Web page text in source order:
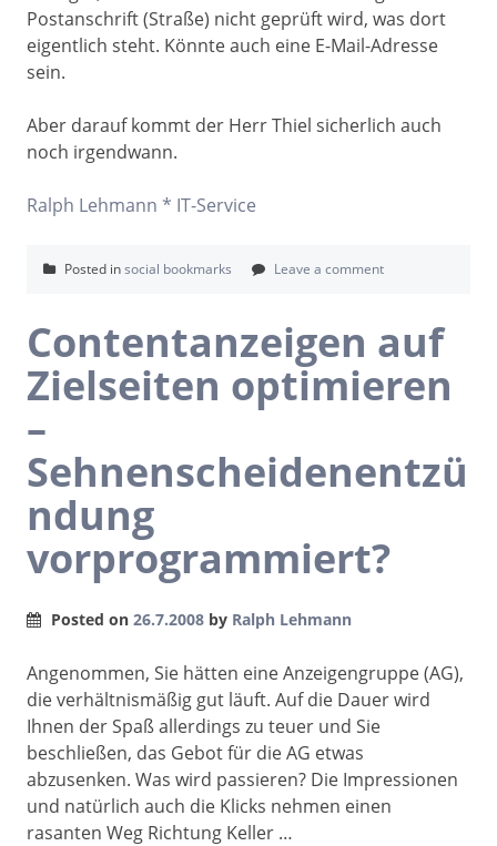
Postanschrift (Straße) nicht geprüft wird, was dort
eigentlich steht. Könnte auch eine E-Mail-Adresse
sein.
Aber darauf kommt der Herr Thiel sicherlich auch
noch irgendwann.
Ralph Lehmann * IT-Service
Posted insocial bookmarks Leave a comment
Contentanzeigen auf
Zielseiten optimieren
–
Sehnenscheidenentzü
ndung
vorprogrammiert?
Posted on 26.7.2008 by Ralph Lehmann
Angenommen, Sie hätten eine Anzeigengruppe (AG),
die verhältnismäßig gut läuft. Auf die Dauer wird
Ihnen der Spaß allerdings zu teuer und Sie
beschließen, das Gebot für die AG etwas
abzusenken. Was wird passieren? Die Impressionen
und natürlich auch die Klicks nehmen einen
rasanten Weg Richtung Keller …